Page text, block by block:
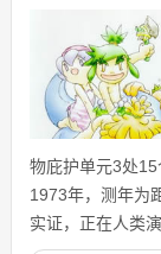
物庇护单元3处
1973年，测年为
实证，正在人类